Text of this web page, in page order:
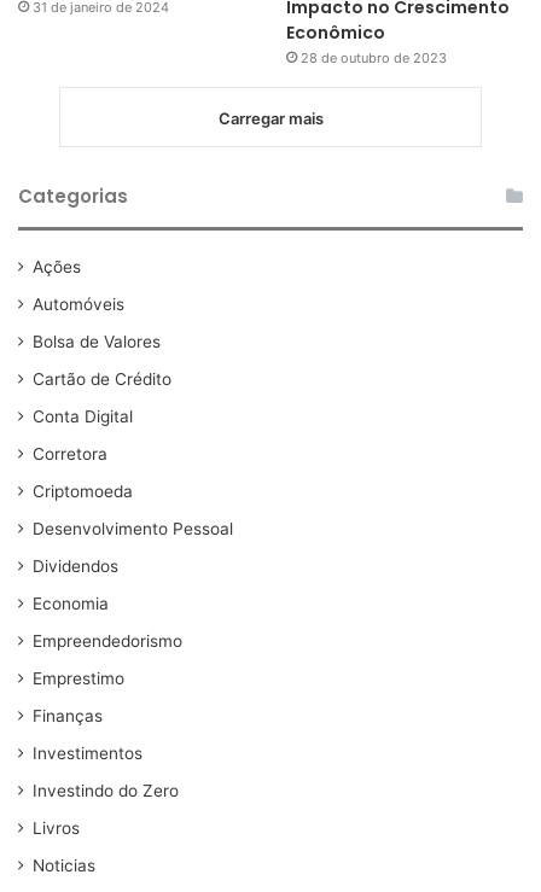
31 de janeiro de 2024
Impacto no Crescimento
Econômico
28 de outubro de 2023
Carregar mais
Categorias
Ações
Automóveis
Bolsa de Valores
Cartão de Crédito
Conta Digital
Corretora
Criptomoeda
Desenvolvimento Pessoal
Dividendos
Economia
Empreendedorismo
Emprestimo
Finanças
Investimentos
Investindo do Zero
Livros
Noticias